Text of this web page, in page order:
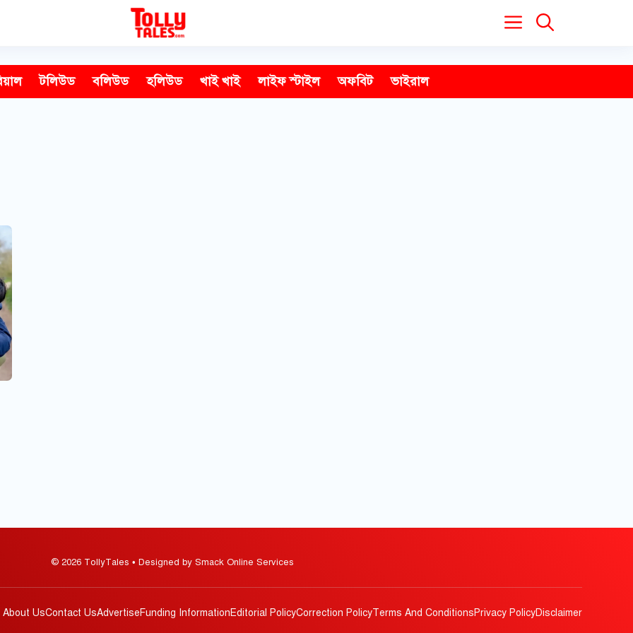
টলিউড বলিউড হলিউড খাই খাই লাইফ স্টাইল অফবিট ভাইরাল
© 2026 TollyTales • Designed by Smack Online Services
About UsContact UsAdvertiseFunding InformationEditorial PolicyCorrection PolicyTerms And ConditionsPrivacy PolicyDisclaimer